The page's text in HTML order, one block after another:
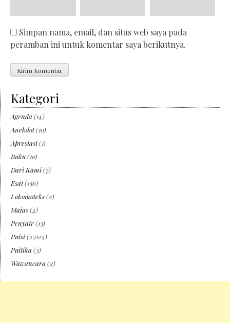
Simpan nama, email, dan situs web saya pada
peramban ini untuk komentar saya berikutnya.
Kategori
Agenda (14)
Anekdot(10)
Apresiasi(1)
Buku(10)
Dari Kami(7)
Esai(136)
Lokomoteks(2)
Majas(2)
Penyair(13)
Puisi(2,025)
Puitika (3)
Wawancara (2)